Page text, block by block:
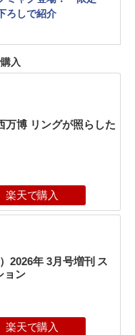
ろしで紹介
入
万博 リングが照らした
楽天で購入
2026年 3月号増刊 ス
ョン
楽天で購入